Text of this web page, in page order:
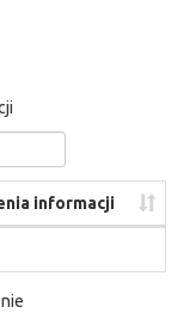
informacji